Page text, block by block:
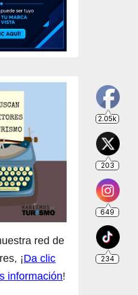
red de
¡Da clic
información!